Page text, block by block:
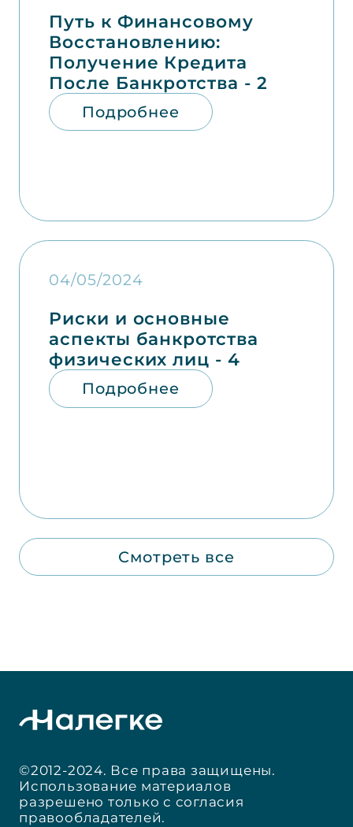
Путь к Финансовому
Восстановлению:
Получение Кредита
После Банкротства - 2
Подробнее
04/05/2024
Риски и основные
аспекты банкротства
физических лиц - 4
Подробнее
Смотреть все
©2012-2024. Все права защищены.
Использование материалов
разрешено только с согласия
правообладателей.